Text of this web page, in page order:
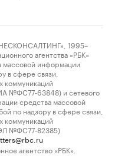
1995–
агентства «РБК»
массовой информации
в сфере связи,
коммуникаций
№ФС77-63848) и сетевого
средства массовой
по надзору в сфере связи,
коммуникаций
№ФС77-82385)
агентство «РБК».